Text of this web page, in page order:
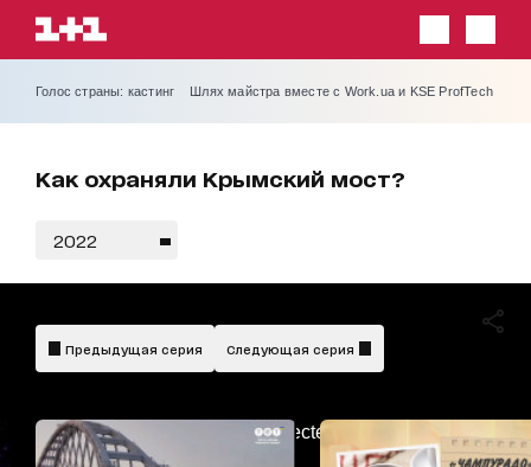
Голос страны: кастинг Шлях майстра вместе с Work.ua и KSE ProfTech
Как охраняли Крымский мост?
2022
AdBlockDetected!
Предыдущая серия Следующая серия